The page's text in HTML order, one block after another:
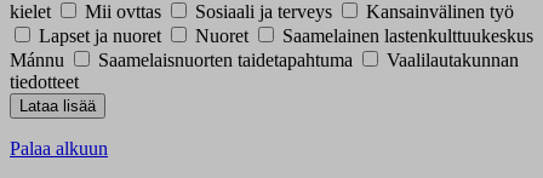
kielet
Mii ovttas Sosiaali ja terveys
Kansainvälinen työ
Lapset ja nuoret
Nuoret
Saamelainen lastenkulttuukeskus
Mánnu
Saamelaisnuorten taidetapahtuma
Vaalilautakunnan
tiedotteet
Palaa alkuun